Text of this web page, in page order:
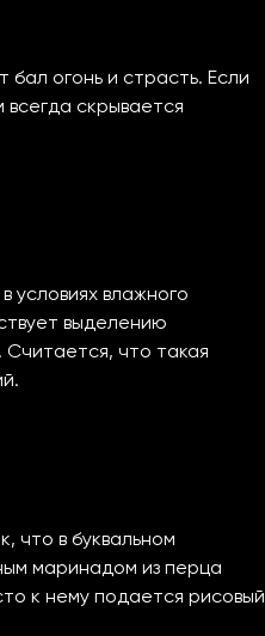
бал огонь и страсть. Если
всегда скрывается
условиях влажного
выделению
что такая
что в буквальном
маринадом из перца
к нему подается рисовый